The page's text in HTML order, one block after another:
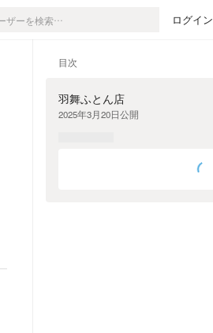
ログイン
目次
羽舞ふとん店
2025年3月20日公開